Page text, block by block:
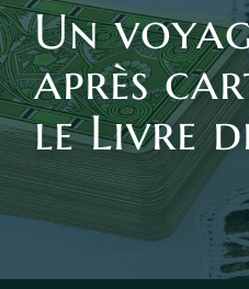
Actus
Contact
TIRER LES CARTES
Facebook
Un
après
le Livre